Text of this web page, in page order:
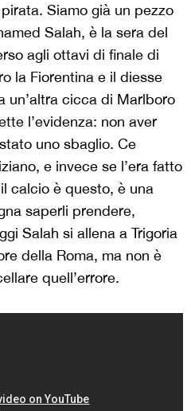
Siamo già un pezzo
Salah, è la sera del
agli ottavi di finale di
la Fiorentina e il diesse
un’altra cicca di Marlboro
l’evidenza: non aver
uno sbaglio. Ce
e invece se l’era fatto
calcio è questo, è una
saperli prendere,
Salah si allena a Trigoria
della Roma, ma non è
quell’errore.